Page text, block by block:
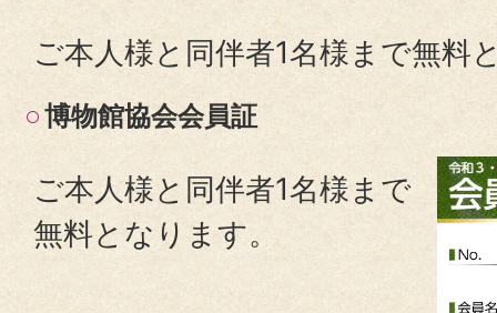
ご本人様と同伴者1名様まで無料
博物館協会会員証
ご本人様と同伴者1名様まで
無料となります。